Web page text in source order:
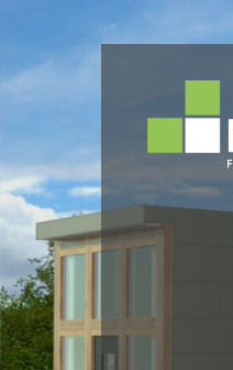
Benutzername
Passwort